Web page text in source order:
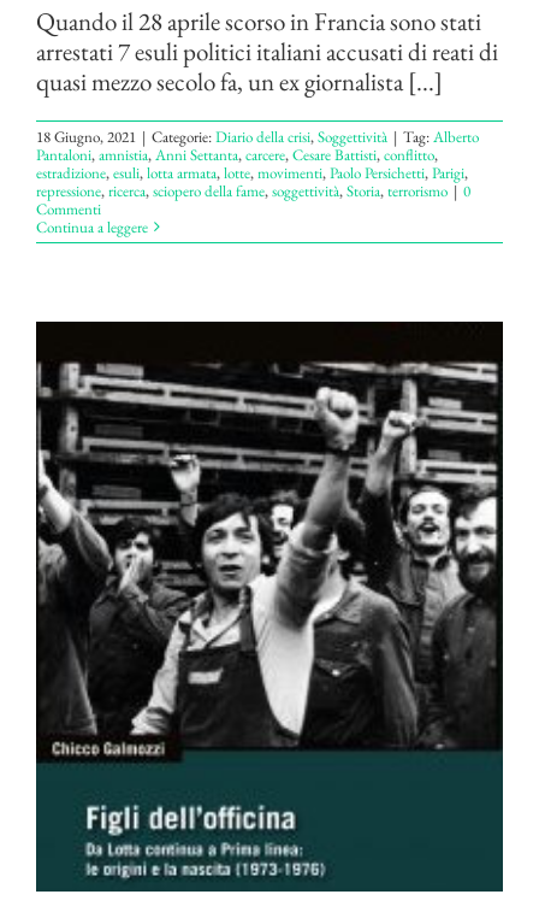
Quando il 28 aprile scorso in Francia sono stati
arrestati 7 esuli politici italiani accusati di reati di
quasi mezzo secolo fa, un ex giornalista [...]
18 Giugno, 2021 | Categorie:Diario della crisi,Soggettività | Tag:Alberto
Pantaloni,amnistia,Anni Settanta,carcere,Cesare Battisti,conflitto,
estradizione,esuli,lotta armata,lotte,movimenti,Paolo Persichetti,Parigi,
repressione,ricerca,sciopero della fame,soggettività,Storia,terrorismo | 0
Commenti
Continua a leggere